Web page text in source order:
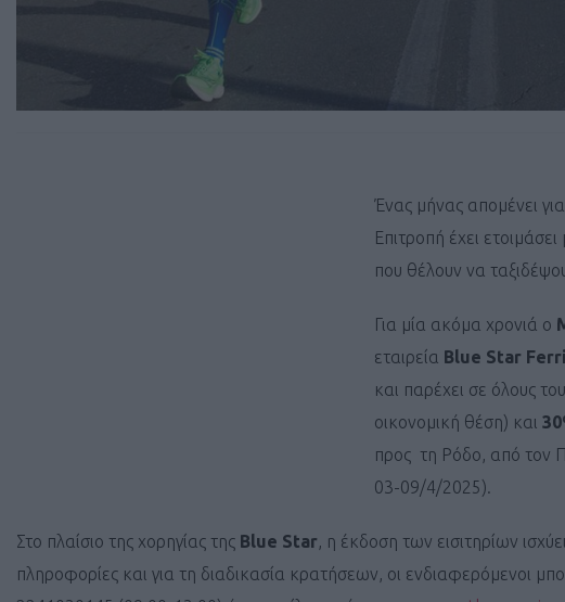
Ένας μήνας απομένει
Επιτροπή έχει
που θέλουν να
Για μία ακόμα χρονιά ο
εταιρεία Blue Star
και παρέχει σε όλους
οικονομική θέση) και
προς τη Ρόδο, από τον
03-09/4/2025).
Στο πλαίσιο της χορηγίας της Blue Star, η έκδοση των εισιτηρίων
πληροφορίες και για τη διαδικασία κρατήσεων, οι ενδιαφερόμενοι